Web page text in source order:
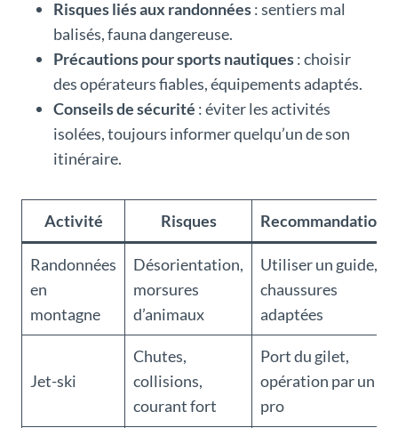
Risques liés aux randonnées: sentiers mal
balisés, fauna dangereuse.
Précautions pour sports nautiques: choisir
des opérateurs fiables, équipements adaptés.
Conseils de sécurité : éviter les activités
isolées, toujours informer quelqu’un de son
itinéraire.
Activité Risques Recommandations
Randonnées
en
montagne
Désorientation,
morsures
d’animaux
Utiliser un guide,
chaussures
adaptées
Jet-ski
Chutes,
collisions,
courant fort
Port du gilet,
opération par un
pro